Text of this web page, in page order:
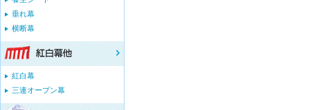
垂れ幕
横断幕
紅白幕
三連オープン幕